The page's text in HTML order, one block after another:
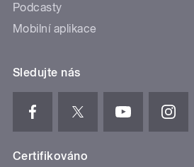
Podcasty
Mobilní aplikace
Sledujte nás
Certifikováno